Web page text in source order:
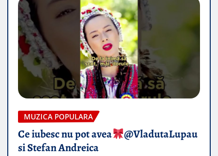
MUZICA POPULARA
Ce iubesc nu pot avea
​@VladutaLupau
si Stefan Andreica